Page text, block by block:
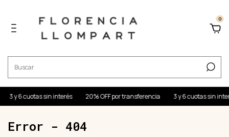
0
3 y 6 cuotas sin interés 20% OFF por transferencia 3 y 6 cuotas sin
Error - 404